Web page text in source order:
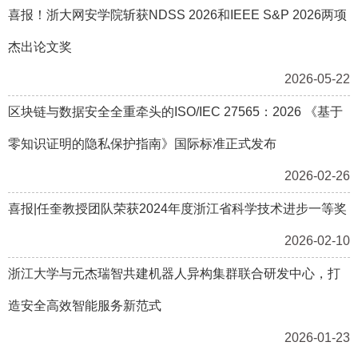
喜报！浙大网安学院斩获NDSS 2026和IEEE S&P 2026两项
杰出论文奖
2026-05-22
区块链与数据安全全重牵头的ISO/IEC 27565：2026 《基于
零知识证明的隐私保护指南》国际标准正式发布
2026-02-26
喜报|任奎教授团队荣获2024年度浙江省科学技术进步一等奖
2026-02-10
浙江大学与元杰瑞智共建机器人异构集群联合研发中心，打
造安全高效智能服务新范式
2026-01-23